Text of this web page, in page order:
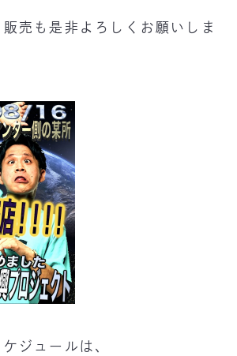
売も是非よろしくお願いしま
ジュールは、